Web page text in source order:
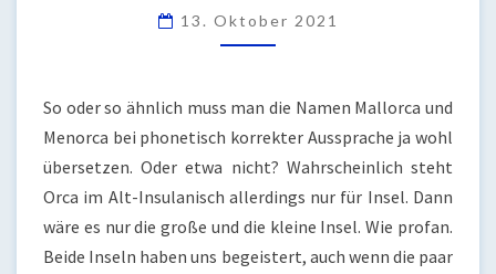
LEINE O
RCA? M
ND M
ENORCA
13. Oktober 2021
So oder so ähnlich muss man die Namen Mallorca und
Menorca bei phonetisch korrekter Aussprache ja wohl
übersetzen. Oder etwa nicht? Wahrscheinlich steht
Orca im Alt-Insulanisch allerdings nur für Insel. Dann
wäre es nur die große und die kleine Insel. Wie profan.
Beide Inseln haben uns begeistert, auch wenn die paar